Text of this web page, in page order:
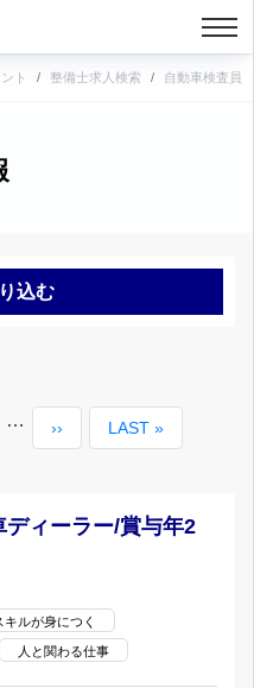
ト 整備士求人検索 自動車検査員
込む
… 次
›› 最
LAST »
ディーラー/賞与年2
キルが身につく
人と関わる仕事